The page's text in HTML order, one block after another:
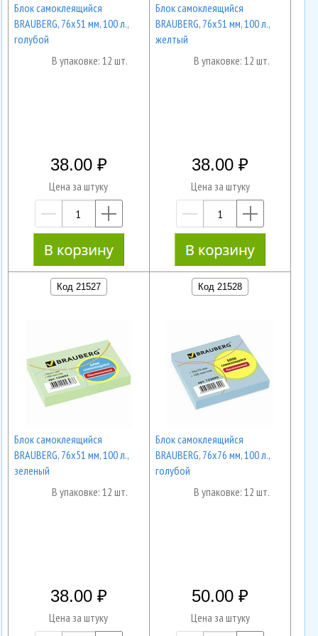
Блок самоклеящийся
BRAUBERG, 76х51 мм, 100 л.,
голубой
В упаковке: 12 шт.
38.00
Цена за штуку
—
Блок самоклеящийся
BRAUBERG, 76х51 мм, 100 л.,
желтый
В упаковке: 12 шт.
38.00
Цена за штуку
—
Код 21527
Блок самоклеящийся
BRAUBERG, 76х51 мм, 100 л.,
зеленый
В упаковке: 12 шт.
38.00
Цена за штуку
Код 21528
Блок самоклеящийся
BRAUBERG, 76х76 мм, 100 л.,
голубой
В упаковке: 12 шт.
50.00
Цена за штуку